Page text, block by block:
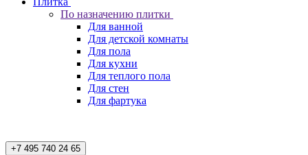
По назначению плитки
Для ванной
Для детской комнаты
Для пола
Для кухни
Для теплого пола
Для стен
Для фартука
+7 495 740 24 65